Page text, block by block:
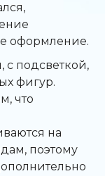
оформление.
подсветкой,
фигур.
что
на
поэтому